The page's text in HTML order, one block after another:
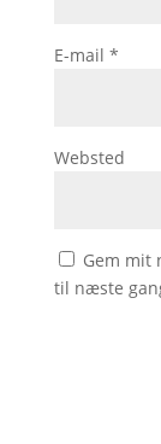
E-mail *
Websted
Gem mit
til næste